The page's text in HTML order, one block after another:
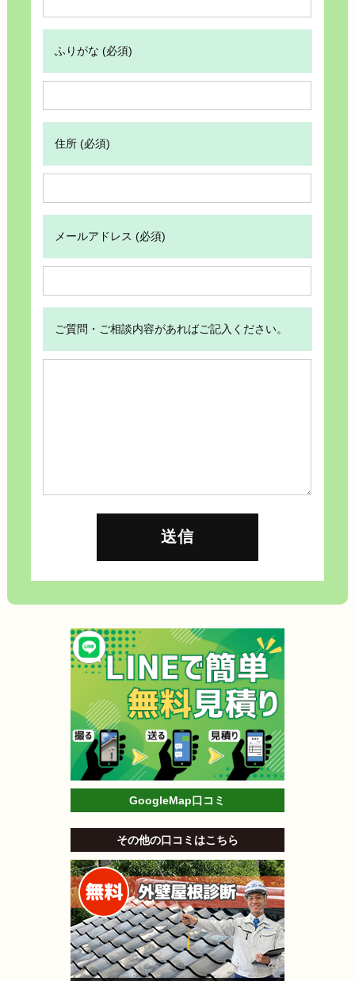
ふりがな (必須)
住所 (必須)
メールアドレス (必須)
ご質問・ご相談内容があればご記入ください。
GoogleMap口コミ
その他の口コミはこちら